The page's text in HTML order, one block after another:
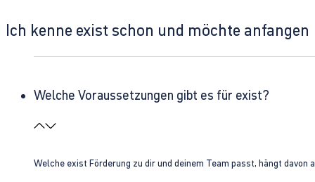
Ich kenne exist schon und möchte anfangen
Welche Voraussetzungen gibt es für exist?
Welche exist Förderung zu dir und deinem Team passt, hängt